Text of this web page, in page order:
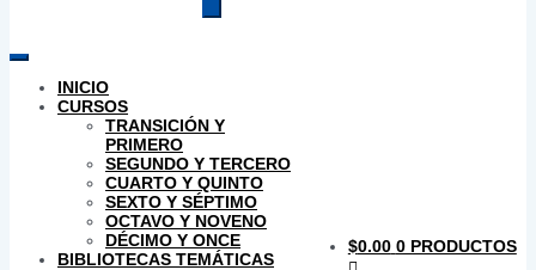
productos
INICIO
CURSOS
TRANSICIÓN Y
PRIMERO
SEGUNDO Y TERCERO
CUARTO Y QUINTO
SEXTO Y SÉPTIMO
OCTAVO Y NOVENO
DÉCIMO Y ONCE
BIBLIOTECAS TEMÁTICAS
$0.00 0 PRODUCTOS